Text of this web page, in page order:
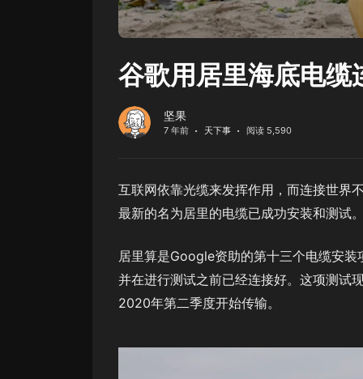
谷歌用居里海底电缆
坚果
7 年前 天下事 阅读 5,590
互联网依靠光缆来发挥作用，而连接世界
最新的名为居里的电缆已成功安装和测试
居里算是Google资助的第十三个电缆安
并在进行测试之前已经连接好。这项测试
2020年第二季度开始传输。